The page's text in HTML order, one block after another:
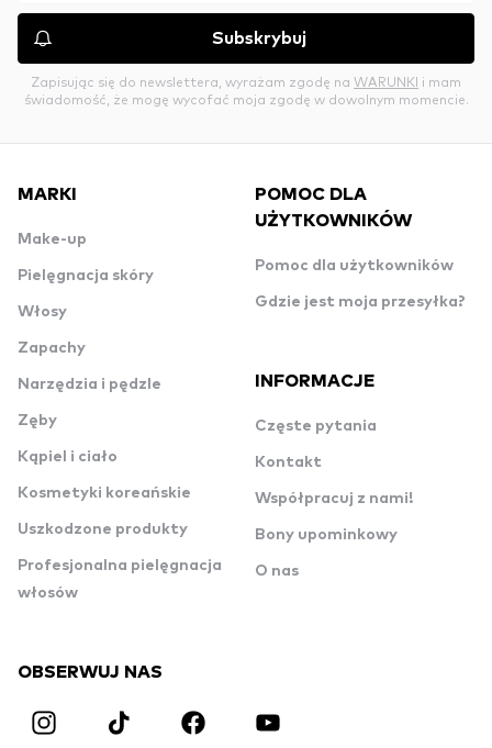
Subskrybuj
Zapisując się do newslettera, wyrażam zgodę na WARUNKI i mam
świadomość, że mogę wycofać moja zgodę w dowolnym momencie.
MARKI
Make-up
Pielęgnacja skóry
Włosy
Zapachy
Narzędzia i pędzle
Zęby
Kąpiel i ciało
Kosmetyki koreańskie
Uszkodzone produkty
Profesjonalna pielęgnacja
włosów
POMOC DLA
UŻYTKOWNIKÓW
Pomoc dla użytkowników
Gdzie jest moja przesyłka?
INFORMACJE
Częste pytania
Kontakt
Współpracuj z nami!
Bony upominkowy
O nas
OBSERWUJ NAS